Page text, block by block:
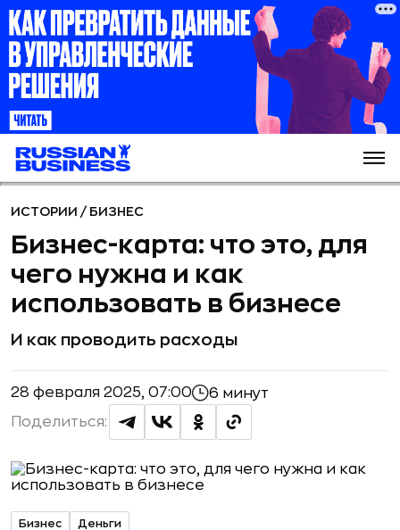
ИСТОРИИ / БИЗНЕС
Бизнес-карта: что это, для
чего нужна и как
использовать в бизнесе
И как проводить расходы
28 февраля 2025, 07:00 6 минут
Поделиться:
Бизнес Деньги